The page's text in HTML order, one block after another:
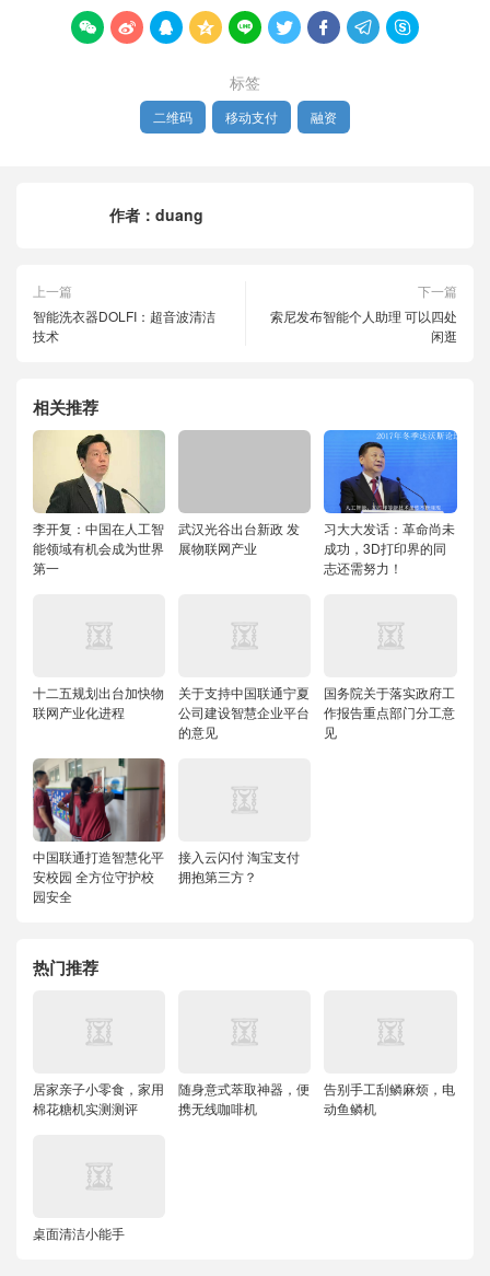
        
标签
二维码 移动支付 融资
作者： duang
上一篇
智能洗衣器DOLFI：超音波清洁
技术
下一篇
索尼发布智能个人助理 可以四处
闲逛
相关推荐
李开复：中国在人工智
能领域有机会成为世界
第一
武汉光谷出台新政 发
展物联网产业
习大大发话：革命尚未
成功，3D打印界的同
志还需努力！
十二五规划出台加快物
联网产业化进程
关于支持中国联通宁夏
公司建设智慧企业平台
的意见
国务院关于落实政府工
作报告重点部门分工意
见
中国联通打造智慧化平
安校园 全方位守护校
园安全
接入云闪付 淘宝支付
拥抱第三方？
热门推荐
居家亲子小零食，家用
棉花糖机实测测评
随身意式萃取神器，便
携无线咖啡机
告别手工刮鳞麻烦，电
动鱼鳞机
桌面清洁小能手